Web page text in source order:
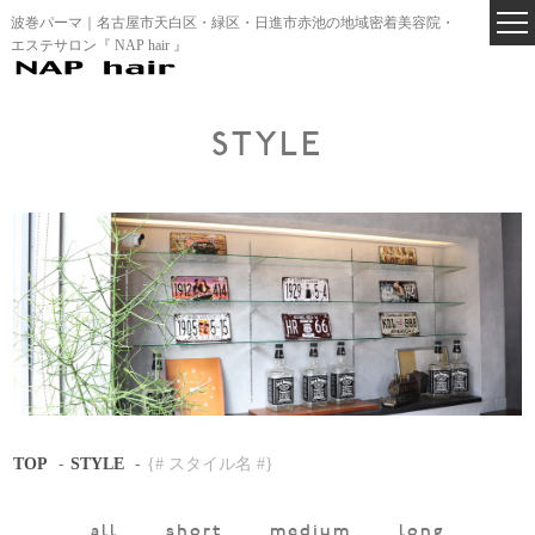
波巻パーマ｜名古屋市天白区・緑区・日進市赤池の地域密着美容院・
エステサロン『 NAP hair 』
STYLE
TOP STYLE {# スタイル名 #}